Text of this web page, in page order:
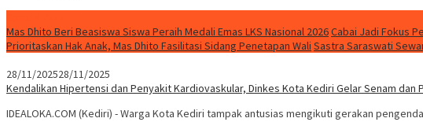
Mas Dhito Beri Beasiswa Siswa Peraih Medali Emas LKS Nasional 2026Cabai Jadi Fokus
Prioritaskan Hak Anak, Mas Dhito Fasilitasi Sidang Penetapan Wali Sastra Saraswati
28/11/202528/11/2025
Kendalikan Hipertensi dan Penyakit Kardiovaskular, Dinkes Kota Kediri Gelar Senam dan
IDEALOKA.COM (Kediri) - Warga Kota Kediri tampak antusias mengikuti gerakan